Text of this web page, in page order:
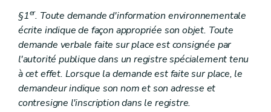
§1er. Toute demande d'information environnementale
écrite indique de façon appropriée son objet. Toute
demande verbale faite sur place est consignée par
l'autorité publique dans un registre spécialement tenu
à cet effet. Lorsque la demande est faite sur place, le
demandeur indique son nom et son adresse et
contresigne l'inscription dans le registre.